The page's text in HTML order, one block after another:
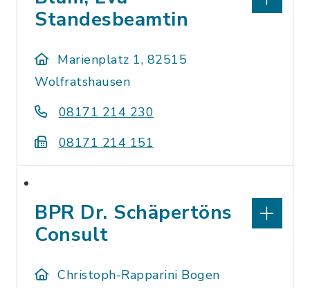
Standesbeamtin
Marienplatz 1, 82515
Wolfratshausen
08171 214 230
08171 214 151
BPR Dr. Schäpertöns
Consult
Christoph-Rapparini Bogen